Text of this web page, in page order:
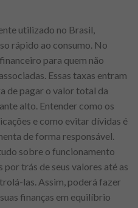
utilizado no Brasil,
rápido ao consumo. No
para quem não
Essas taxas entram
de pagar o valor total da
alto. Entender como os
e como evitar dívidas é
de forma responsável.
sobre o funcionamento
por trás de seus valores até as
las. Assim, poderá fazer
finanças em equilíbrio